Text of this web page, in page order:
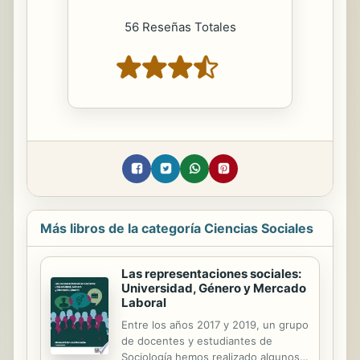
56 Reseñas Totales
Más libros de la categoría Ciencias Sociales
Las representaciones sociales:
Universidad, Género y Mercado
Laboral
Entre los años 2017 y 2019, un grupo
de docentes y estudiantes de
Sociología hemos realizado algunos